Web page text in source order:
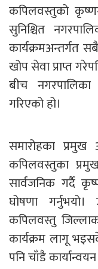
कपिलवस्तुको
सुनिश्चित
कार्यक्रमअन्तर्गत
खोप सेवा प्राप्त
बीच
गरिएको हो।
समारोहका
कपिलवस्तुका
सार्वजनिक गर्दै
घोषणा
कपिलवस्तु
कार्यक्रम लागू
पनि चाँडै